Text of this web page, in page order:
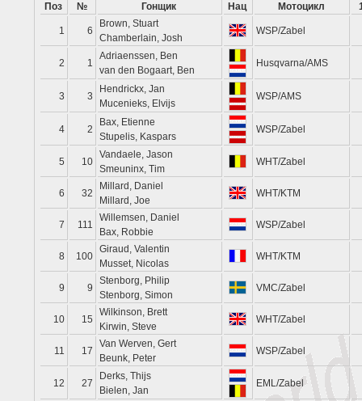
Поз № Гонщик Нац Мотоцикл
1 6
Brown, Stuart
Chamberlain, Josh
WSP/Zabel
2 1
Adriaenssen, Ben
van den Bogaart, Ben
Husqvarna/AMS
3 3
Hendrickx, Jan
Mucenieks, Elvijs
WSP/AMS
4 2
Bax, Etienne
Stupelis, Kaspars
WSP/Zabel
5 10
Vandaele, Jason
Smeuninx, Tim
WHT/Zabel
6 32
Millard, Daniel
Millard, Joe
WHT/KTM
7 111
Willemsen, Daniel
Bax, Robbie
WSP/Zabel
8 100
Giraud, Valentin
Musset, Nicolas
WHT/KTM
9 9
Stenborg, Philip
Stenborg, Simon
VMC/Zabel
10 15
Wilkinson, Brett
Kirwin, Steve
WHT/Zabel
11 17
Van Werven, Gert
Beunk, Peter
WSP/Zabel
12 27
Derks, Thijs
Bielen, Jan
EML/Zabel